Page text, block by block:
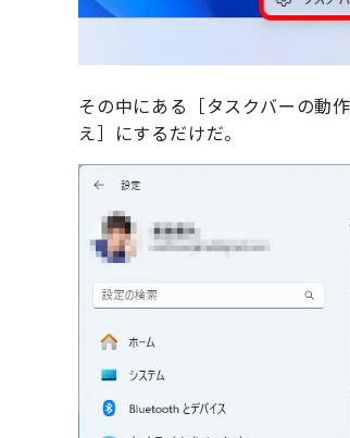
その中にある［タスクバーの動
え］にするだけだ。